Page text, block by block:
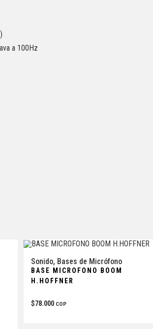
a 100Hz
Sonido, Bases de Micrófono
BASE MICROFONO BOOM
H.HOFFNER
$78.000 COP